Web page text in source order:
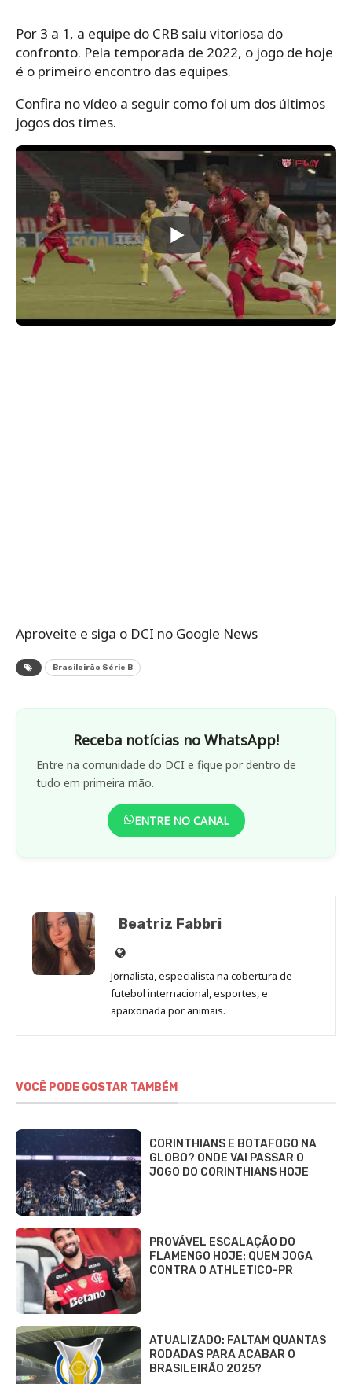
Por 3 a 1, a equipe do CRB saiu vitoriosa do
confronto. Pela temporada de 2022, o jogo de hoje
é o primeiro encontro das equipes.
Confira no vídeo a seguir como foi um dos últimos
jogos dos times.
Aproveite e siga o DCI no Google News
Brasileirão Série B
Receba notícias no WhatsApp!
Entre na comunidade do DCI e fique por dentro de
tudo em primeira mão.
ENTRE NO CANAL
Beatriz Fabbri
Site
de
Beatriz
Fabbri
Jornalista, especialista na cobertura de
futebol internacional, esportes, e
apaixonada por animais.
VOCÊ PODE GOSTAR TAMBÉM
CORINTHIANS E BOTAFOGO NA
GLOBO? ONDE VAI PASSAR O
JOGO DO CORINTHIANS HOJE
PROVÁVEL ESCALAÇÃO DO
FLAMENGO HOJE: QUEM JOGA
CONTRA O ATHLETICO-PR
ATUALIZADO: FALTAM QUANTAS
RODADAS PARA ACABAR O
BRASILEIRÃO 2025?